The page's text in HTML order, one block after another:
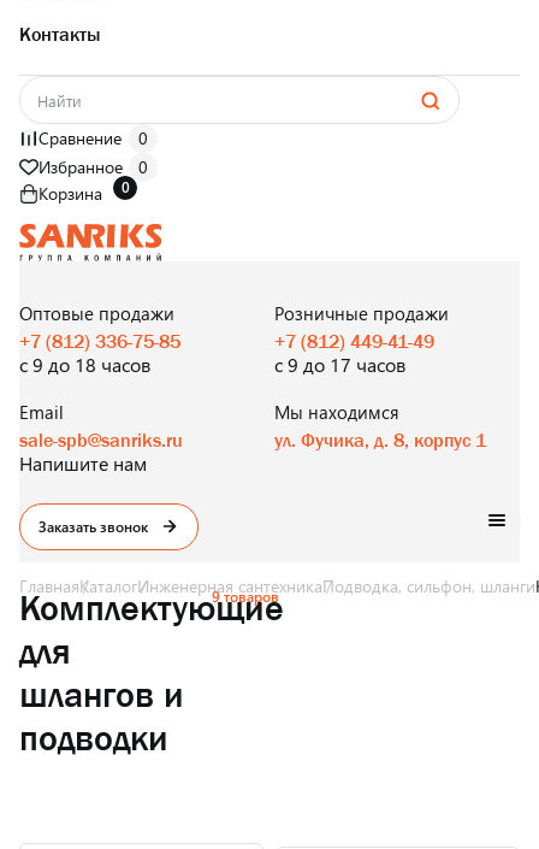
Контакты
Сравнение
0
Избранное
0
Корзина
0
И В РОЗНИЦУ
Оптовые продажи
+7 (812) 336-75-85
с 9 до 18 часов
Розничные продажи
+7 (812) 449-41-49
с 9 до 17 часов
Email
sale-spb@sanriks.ru
Напишите нам
Мы находимся
ул. Фучика, д. 8, корпус 1
Заказать звонок
ГлавнаяКаталогИнженерная сантехникаПодводка, сильфон, шланги
Комплектующие
для
шлангов и
подводки
9 товаров